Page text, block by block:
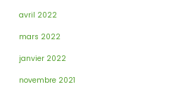
avril 2022
mars 2022
janvier 2022
novembre 2021